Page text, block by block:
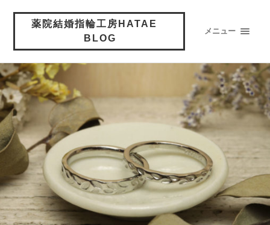
薬院結婚指輪工房HATAE
BLOG
メニュー